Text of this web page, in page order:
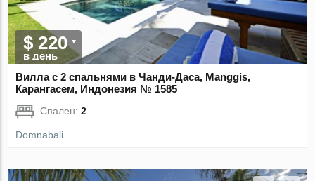
$ 220
в день
Вилла с 2 спальнями в Чанди-Даса, Manggis,
Карангасем, Индонезия № 1585
Спален:2
Domnabali